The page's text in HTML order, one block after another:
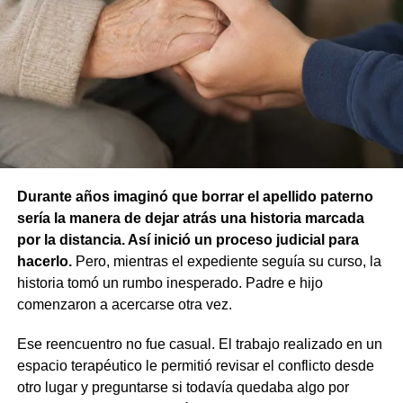
concluyó que no existían los elementos necesarios para
atribuir responsabilidad contravencional por maltrato
animal.
La resolución también descartó la figura de custodia de
animales, ya que esa infracción solo se configura cuando
un animal causa lesiones a una persona por falta de
resultaba aplicable.
El fallo aclaró que el archivo de la causa
contravencional no impide que el dueño del perro
lesionado reclame por la vía civil una indemnización
por los daños que considere haber sufrido.
Durante años imaginó que borrar el apellido paterno
sería la manera de dejar atrás una historia marcada
por la distancia. Así inició un proceso judicial para
hacerlo.Pero, mientras el expediente seguía su curso, la
historia tomó un rumbo inesperado. Padre e hijo
comenzaron a acercarse otra vez.
Ese reencuentro no fue casual. El trabajo realizado en un
espacio terapéutico le permitió revisar el conflicto desde
otro lugar y preguntarse si todavía quedaba algo por